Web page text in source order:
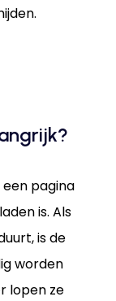
pagina
is. Als
is de
worden
lopen ze